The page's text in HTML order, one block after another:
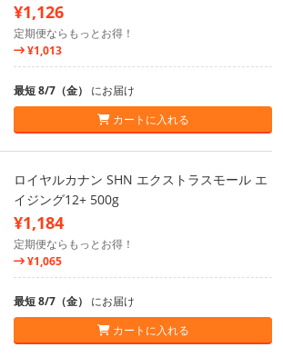
¥1,126
定期便ならもっとお得！
¥1,013
最短 8/7（金） にお届け
カートに入れる
ロイヤルカナン SHN エクストラスモール エ
イジング12+ 500g
¥1,184
定期便ならもっとお得！
¥1,065
最短 8/7（金） にお届け
カートに入れる